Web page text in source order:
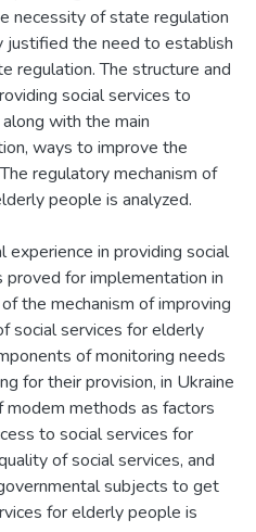
necessity of state regulation
justified the need to establish
regulation. The structure and
social services to
with the main
ways to improve the
regulatory mechanism of
people is analyzed.
in providing social
for implementation in
the mechanism of improving
social services for elderly
of monitoring needs
for their provision, in Ukraine
modem methods as factors
to social services for
of social services, and
subjects to get
for elderly people is